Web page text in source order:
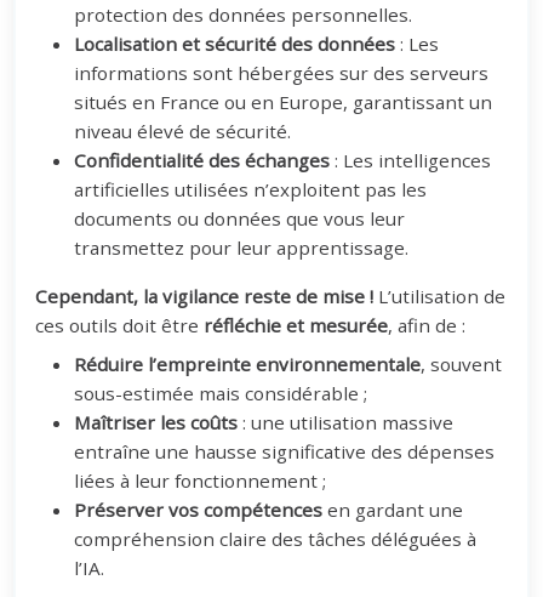
protection des données personnelles.
Localisation et sécurité des données : Les
informations sont hébergées sur des serveurs
situés en France ou en Europe, garantissant un
niveau élevé de sécurité.
Confidentialité des échanges: Les intelligences
artificielles utilisées n’exploitent pas les
documents ou données que vous leur
transmettez pour leur apprentissage.
Cependant, la vigilance reste de mise ! L’utilisation de
ces outils doit être réfléchie et mesurée, afin de :
Réduire l’empreinte environnementale, souvent
sous-estimée mais considérable ;
Maîtriser les coûts : une utilisation massive
entraîne une hausse significative des dépenses
liées à leur fonctionnement ;
Préserver vos compétences en gardant une
compréhension claire des tâches déléguées à
l’IA.